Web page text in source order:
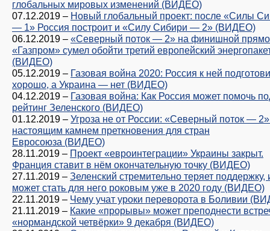
глобальных мировых изменений (ВИДЕО)
07.12.2019 – Новый глобальный проект: после «Силы
— 1» Россия построит и «Силу Сибири — 2» (ВИДЕО)
06.12.2019 – «Северный поток — 2» на финишной
«Газпром» сумел обойти третий европейский
(ВИДЕО)
05.12.2019 – Газовая война 2020: Россия к ней
хорошо, а Украина — нет (ВИДЕО)
04.12.2019 – Газовая война: Как Россия может помочь
рейтинг Зеленского (ВИДЕО)
01.12.2019 – Угроза не от России: «Северный поток — 2»
настоящим камнем преткновения для стран
Евросоюза (ВИДЕО)
28.11.2019 – Проект «евроинтеграции» Украины закрыт.
Франция ставит в нём окончательную точку (ВИДЕО)
27.11.2019 – Зеленский стремительно теряет поддержку,
может стать для него роковым уже в 2020 году (ВИДЕО)
22.11.2019 – Чему учат уроки переворота в Боливии
21.11.2019 – Какие «прорывы» может преподнести
«нормандской четвёрки» 9 декабря (ВИДЕО)